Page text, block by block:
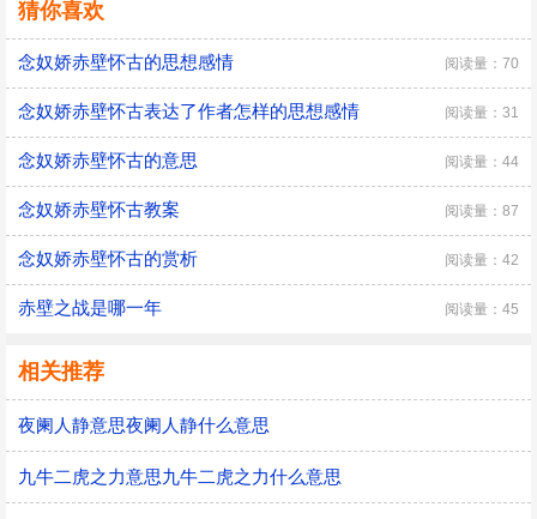
猜你喜欢
念奴娇赤壁怀古的思想感情 阅读量：70
念奴娇赤壁怀古表达了作者怎样的思想感情 阅读量：31
念奴娇赤壁怀古的意思 阅读量：44
念奴娇赤壁怀古教案 阅读量：87
念奴娇赤壁怀古的赏析 阅读量：42
赤壁之战是哪一年 阅读量：45
相关推荐
夜阑人静意思夜阑人静什么意思
九牛二虎之力意思九牛二虎之力什么意思